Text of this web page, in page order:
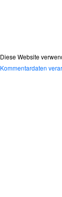
Diese Website
Kommentardaten